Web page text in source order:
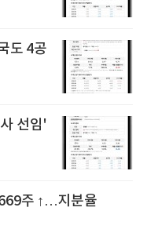
도 4공
선임'
분율